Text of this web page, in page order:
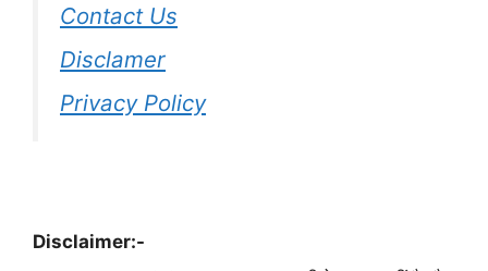
Contact Us
Disclamer
Privacy Policy
Disclaimer:-